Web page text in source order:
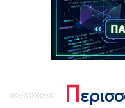
Π